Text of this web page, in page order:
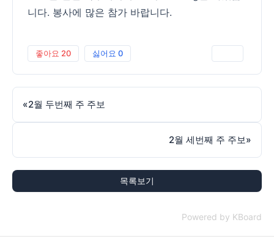
니다. 봉사에 많은 참가 바랍니다.
좋아요 20 싫어요 0
«2월 두번째 주 주보
2월 세번째 주 주보»
목록보기
Powered by KBoard